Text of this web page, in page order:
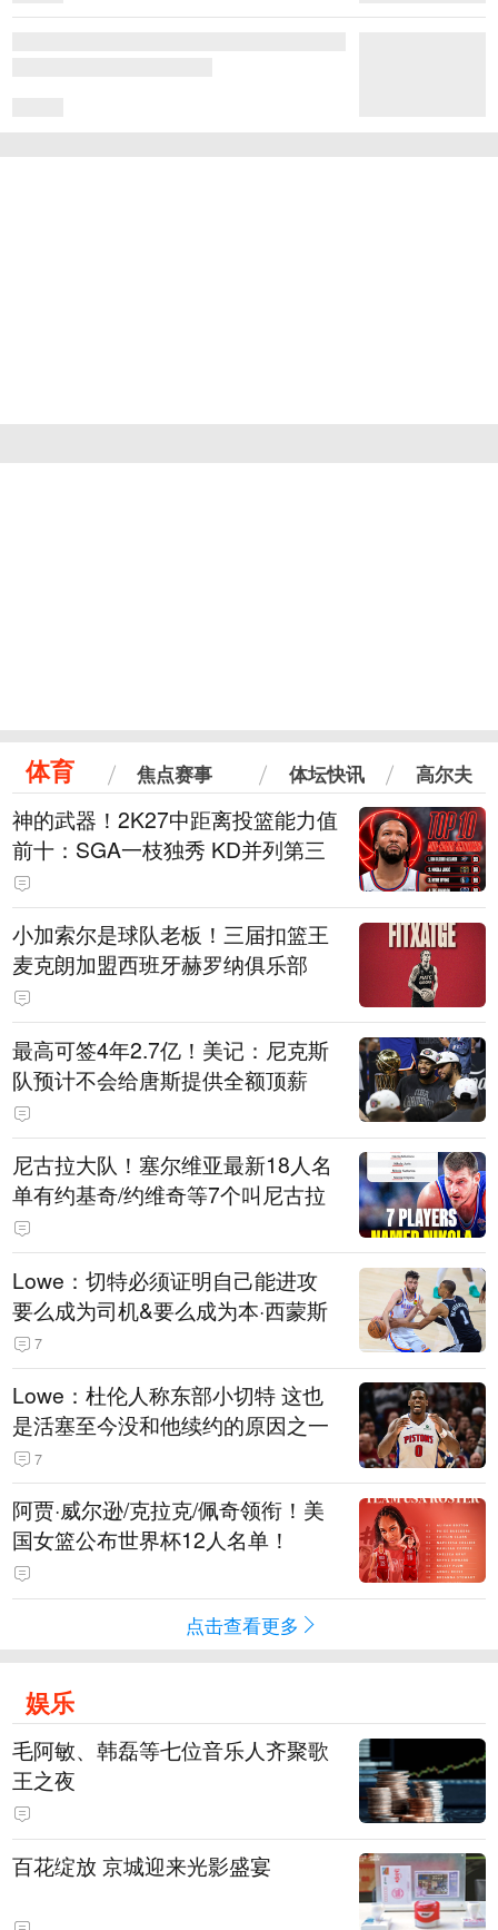
体育 焦点赛事 体坛快讯 高尔夫
神的武器！2K27中距离投篮能力值
前十：SGA一枝独秀 KD并列第三
小加索尔是球队老板！三届扣篮王
麦克朗加盟西班牙赫罗纳俱乐部
最高可签4年2.7亿！美记：尼克斯
队预计不会给唐斯提供全额顶薪
尼古拉大队！塞尔维亚最新18人名
单有约基奇/约维奇等7个叫尼古拉
Lowe：切特必须证明自己能进攻
要么成为司机&要么成为本·西蒙斯
7
Lowe：杜伦人称东部小切特 这也
是活塞至今没和他续约的原因之一
7
阿贾·威尔逊/克拉克/佩奇领衔！美
国女篮公布世界杯12人名单！
点击查看更多
娱乐
毛阿敏、韩磊等七位音乐人齐聚歌
王之夜
百花绽放 京城迎来光影盛宴